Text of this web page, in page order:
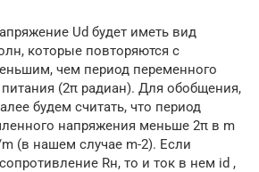
Ud будет иметь вид
которые повторяются с
чем период переменного
(2π радиан). Для обобщения,
будем считать, что период
напряжения меньше 2π в m
(в нашем случае m-2). Если
Rн, то и ток в нем id ,